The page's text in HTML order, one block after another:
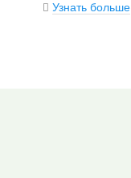
Узнать больше